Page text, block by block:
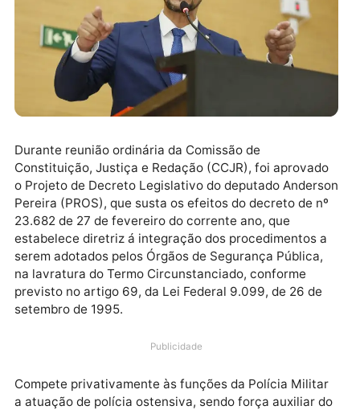
Durante reunião ordinária da Comissão de
Constituição, Justiça e Redação (CCJR), foi
o Projeto de Decreto Legislativo do deputado
23.682 de 27 de fevereiro do corrente ano, que
serem adotados pelos Órgãos de Segurança Pública,
na lavratura do Termo Circunstanciado, conforme